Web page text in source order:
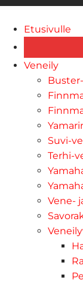
Etusivulle
Veneily
Suvi-
Terhi-
Vene-